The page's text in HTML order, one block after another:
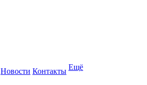
Новости Контакты Ещё